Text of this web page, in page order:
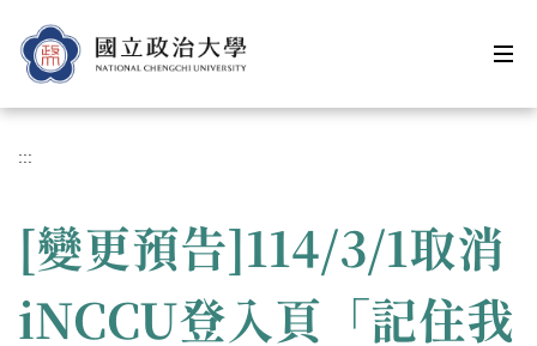
到
主
內
區
:::
[變更預告]114/3/1取消
iNCCU登入頁「記住我